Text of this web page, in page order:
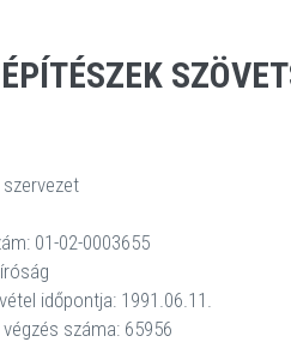
01-02-0003655
időpontja: 1991.06.11.
száma: 65956